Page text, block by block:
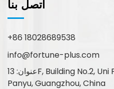
اتصل بنا
+86 18028689538
info@fortune-plus.com
عنوان: 13F, Building No.2, Uni Park, Guangmingnan Rd.,
Panyu, Guangzhou, China